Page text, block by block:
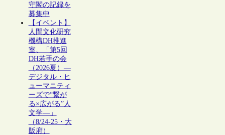
守閣の記録を
募集中
【イベント】
人間文化研究
機構DH推進
室、「第5回
DH若手の会
（2026夏）―
デジタル・ヒ
ューマニティ
ーズで“繋が
る×広がる”人
文学―」
（8/24-25・大
阪府）